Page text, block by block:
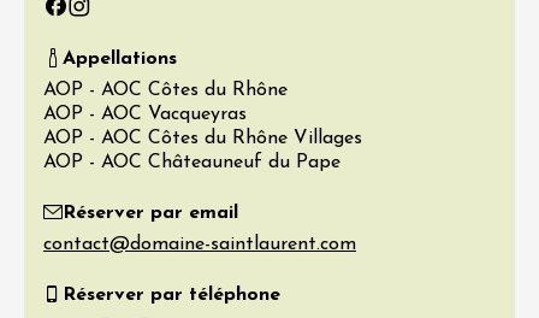
Facebook
Instagram
Appellations
AOP - AOC Côtes du Rhône
AOP - AOC Vacqueyras
AOP - AOC Côtes du Rhône Villages
AOP - AOC Châteauneuf du Pape
Réserver par email
Réserver par téléphone